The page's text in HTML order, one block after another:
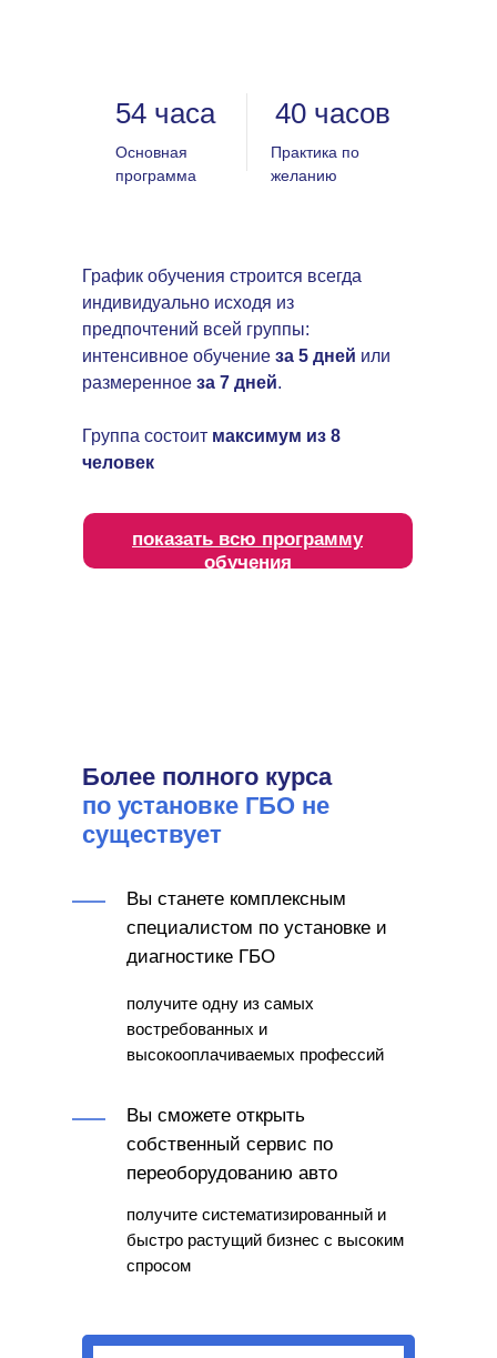
54 часа
Основная
программа
График обучения строится всегда
индивидуально исходя из
предпочтений всей группы:
интенсивное обучение за 5 дней или
размеренное за 7 дней.
Группа состоит максимум из 8
человек
40 часов
Практика по
желанию
показать всю программу
обучения
Более полного курса
по установке ГБО не
существует
Вы станете комплексным
специалистом по установке и
диагностике ГБО
Вы сможете открыть
собственный сервис по
переоборудованию авто
получите одну из самых
востребованных и
высокооплачиваемых профессий
получите систематизированный и
быстро растущий бизнес с высоким
спросом